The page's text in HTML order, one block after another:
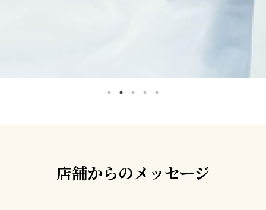
店舗からのメッセージ